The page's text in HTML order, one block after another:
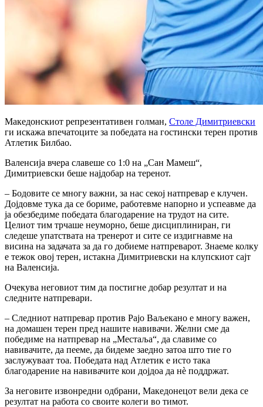
Македонскиот репрезентативен голман, Столе Димитриевски
ги искажа впечатоците за победата на гостински терен против
Атлетик Билбао.
Валенсија вчера славеше со 1:0 на „Сан Мамеш“,
Димитриевски беше најдобар на теренот.
– Бодовите се многу важни, за нас секој натпревар е клучен.
Дојдовме тука да се бориме, работевме напорно и успеавме да
ја обезбедиме победата благодарение на трудот на сите.
Целиот тим трчаше неуморно, беше дисциплиниран, ги
следеше упатствата на тренерот и сите се издигнавме на
висина на задачата за да го добиеме натпреварот. Знаеме колку
е тежок овој терен, истакна Димитриевски на клупскиот сајт
на Валенсија.
Очекува неговиот тим да постигне добар резултат и на
следните натпревари.
– Следниот натпревар против Рајо Ваљекано е многу важен,
на домашен терен пред нашите навивачи. Желни сме да
победиме на натпревар на „Местаља“, да славиме со
навивачите, да пееме, да бидеме заедно затоа што тие го
заслужуваат тоа. Победата над Атлетик е исто така
благодарение на навивачите кои дојдоа да нè поддржат.
За неговите извонредни одбрани, Македонецот вели дека се
резултат на работа со своите колеги во тимот.